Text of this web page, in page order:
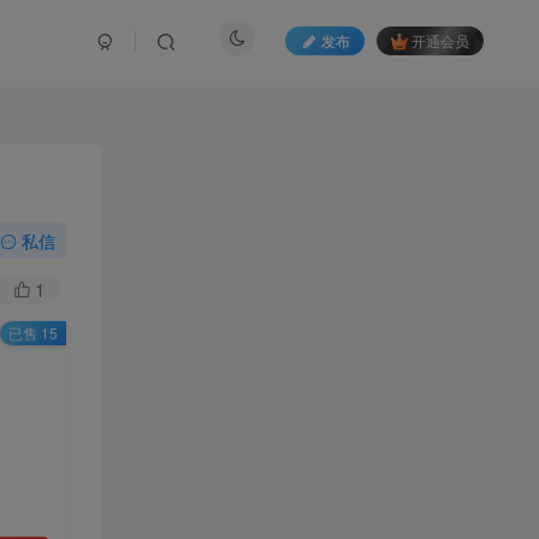
发布 开通会员
私信
1
已售 15